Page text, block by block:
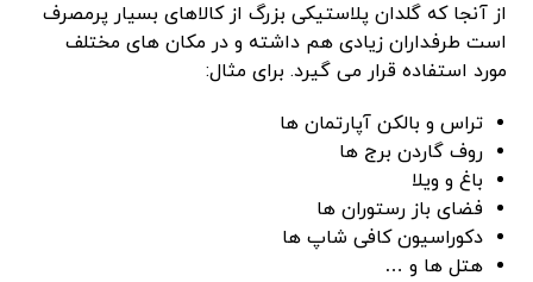
از آنجا که گلدان پلاستیکی بزرگ از کالاهای بسیار پرمصرف
است طرفداران زیادی هم داشته و در مکان های مختلف
مورد استفاده قرار می گیرد. برای مثال:
تراس و بالکن آپارتمان ها
روف گاردن برج ها
باغ و ویلا
فضای باز رستوران ها
دکوراسیون کافی شاپ ها
هتل ها و …